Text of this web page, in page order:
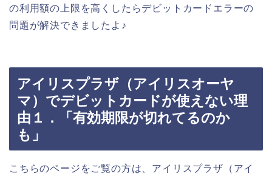
の利用額の上限を高くしたらデビットカードエラーの
問題が解決できましたよ♪
アイリスプラザ（アイリスオーヤ
マ）でデビットカードが使えない理
由１．「有効期限が切れてるのか
も」
こちらのページをご覧の方は、アイリスプラザ（アイ